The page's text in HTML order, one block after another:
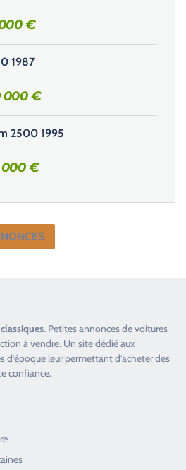
€
1987
000€
2500 1995
000€
. Petites annonces devoitures
à vendre. Un site dédié aux
d’époque leur permettant d’acheter des
confiance.